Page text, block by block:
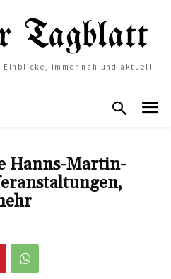
immer nah und aktuell
Hanns-Martin-